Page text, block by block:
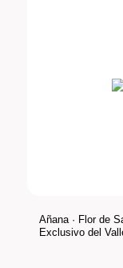
Añana · Flor de
Exclusivo del